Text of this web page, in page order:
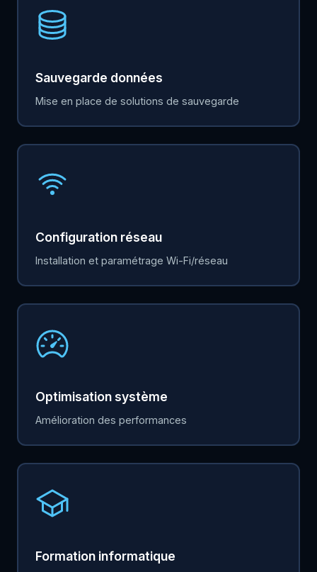
Sauvegarde données
Mise en place de solutions de sauvegarde
Configuration réseau
Installation et paramétrage Wi-Fi/réseau
Optimisation système
Amélioration des performances
Formation informatique